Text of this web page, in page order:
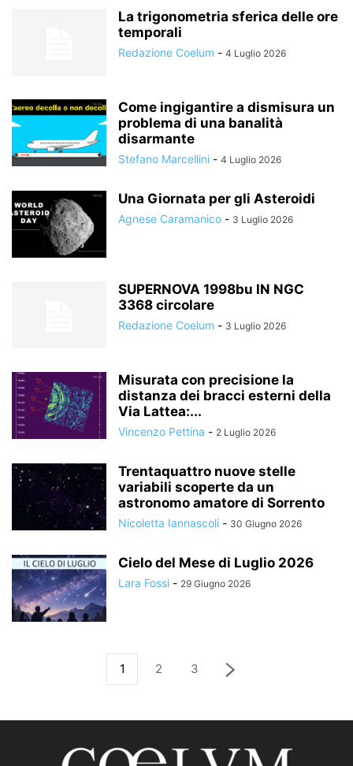
La trigonometria sferica delle ore
temporali
Redazione Coelum - 4 Luglio 2026
Come ingigantire a dismisura un
problema di una banalità
disarmante
Stefano Marcellini - 4 Luglio 2026
Una Giornata per gli Asteroidi
Agnese Caramanico - 3 Luglio 2026
SUPERNOVA 1998bu IN NGC
3368 circolare
Redazione Coelum - 3 Luglio 2026
Misurata con precisione la
distanza dei bracci esterni della
Via Lattea:...
Vincenzo Pettina - 2 Luglio 2026
Trentaquattro nuove stelle
variabili scoperte da un
astronomo amatore di Sorrento
Nicoletta Iannascoli - 30 Giugno 2026
Cielo del Mese di Luglio 2026
Lara Fossi - 29 Giugno 2026
1 2 3